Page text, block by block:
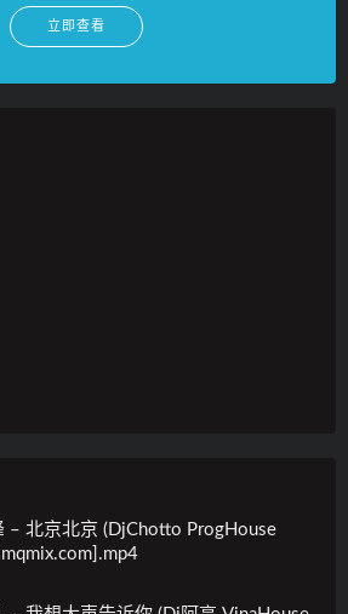
立即查看
– 北京北京 (DjChotto ProgHouse